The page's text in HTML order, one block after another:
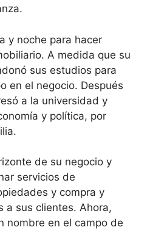
y noche para hacer
A medida que su
sus estudios para
en el negocio. Después
a la universidad y
y política, por
de su negocio y
servicios de
y compra y
a sus clientes. Ahora,
nombre en el campo de